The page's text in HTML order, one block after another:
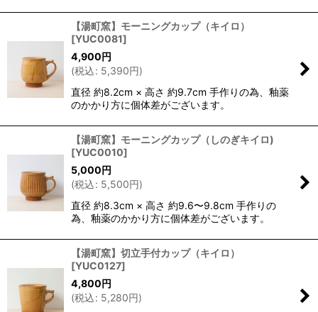
【湯町窯】モーニングカップ（キイロ）
[YUC0081]
4,900円
(税込: 5,390円)
直径 約8.2cm × 高さ 約9.7cm 手作りの為、釉薬
のかかり方に個体差がございます。
【湯町窯】モーニングカップ（しのぎキイロ)
[YUC0010]
5,000円
(税込: 5,500円)
直径 約8.3cm × 高さ 約9.6〜9.8cm 手作りの
為、釉薬のかかり方に個体差がございます。
【湯町窯】切立手付カップ（キイロ）
[YUC0127]
4,800円
(税込: 5,280円)